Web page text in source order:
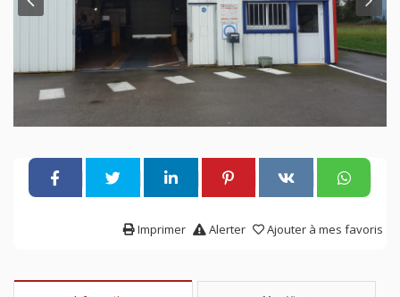
Ajouter à mes favoris
Alerter
Imprimer